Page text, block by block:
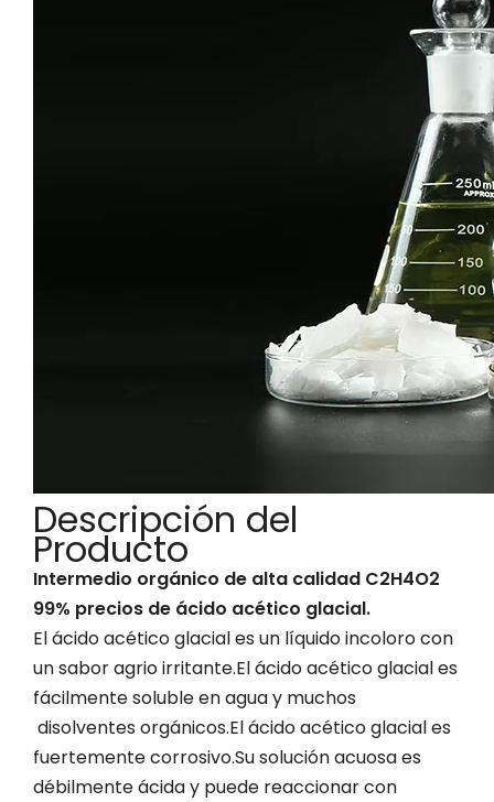
Descripción del
Producto
Intermedio orgánico de alta calidad C2H4O2
99% precios de ácido acético glacial.
El ácido acético glacial es un líquido incoloro con
un sabor agrio irritante.El ácido acético glacial es
fácilmente soluble en agua y muchos
disolventes orgánicos.El ácido acético glacial es
fuertemente corrosivo.Su solución acuosa es
débilmente ácida y puede reaccionar con